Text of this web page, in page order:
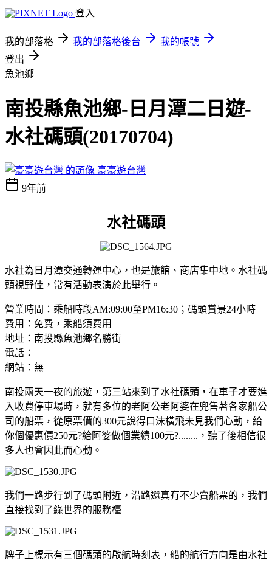
登入
我的部落格 我的部落格後台
我的帳號
登出
魚池鄉
南投縣魚池鄉-日月潭二日遊-
水社碼頭(20170704)
豪豪遊台灣
9年前
水社碼頭
水社為日月潭交通轉運中心，也是旅館、商店集中地。水社碼
頭視野佳，常有活動表演於此舉行。
營業時間：乘船時段AM:09:00至PM16:30；碼頭賞景24小時
費用：免費，乘船須費用
地址：南投縣魚池鄉名勝街
電話：
網站：無
南投兩天一夜的旅遊，第三站來到了水社碼頭，在車子才要進
入收費停車場時，就有多位的老阿公老阿婆在兜售著各家船公
司的船票，從原票價的300元說得口沫橫飛未見我們心動，給
你個優惠價250元?給阿婆做個業績100元?........，聽了後相信很
多人也會因此而心動。
我們一路步行到了碼頭附近，沿路還真有不少賣船票的，我們
直接找到了綠世界的服務檯
牌子上標示有三個碼頭的啟航時刻表，船的航行方向是由水社